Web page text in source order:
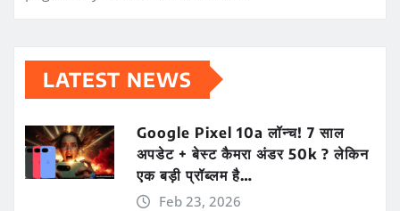
LATEST NEWS
Google Pixel 10a लॉन्च! 7 साल
अपडेट + बेस्ट कैमरा अंडर 50k ? लेकिन
एक बड़ी प्रॉब्लम है…
Feb 23, 2026